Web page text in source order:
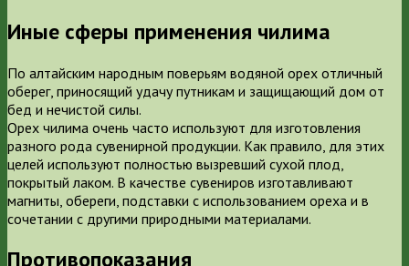
Иные сферы применения чилима
По алтайским народным поверьям водяной орех отличный
оберег, приносящий удачу путникам и защищающий дом от
бед и нечистой силы.
Орех чилима очень часто используют для изготовления
разного рода сувенирной продукции. Как правило, для этих
целей используют полностью вызревший сухой плод,
покрытый лаком. В качестве сувениров изготавливают
магниты, обереги, подставки с использованием ореха и в
сочетании с другими природными материалами.
Противопоказания